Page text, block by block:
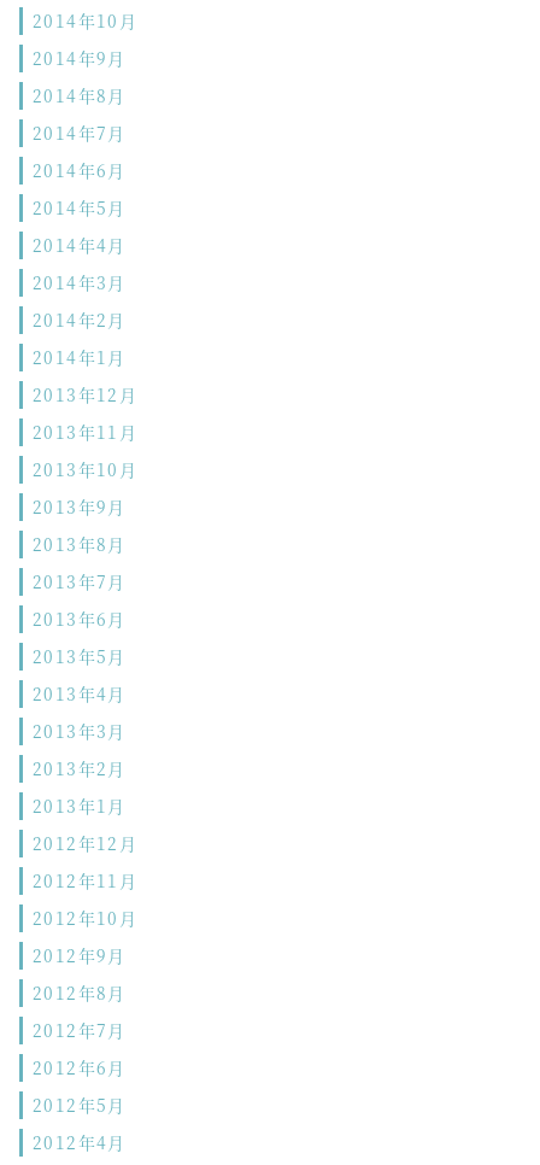
2014年10月
2014年9月
2014年8月
2014年7月
2014年6月
2014年5月
2014年4月
2014年3月
2014年2月
2014年1月
2013年12月
2013年11月
2013年10月
2013年9月
2013年8月
2013年7月
2013年6月
2013年5月
2013年4月
2013年3月
2013年2月
2013年1月
2012年12月
2012年11月
2012年10月
2012年9月
2012年8月
2012年7月
2012年6月
2012年5月
2012年4月